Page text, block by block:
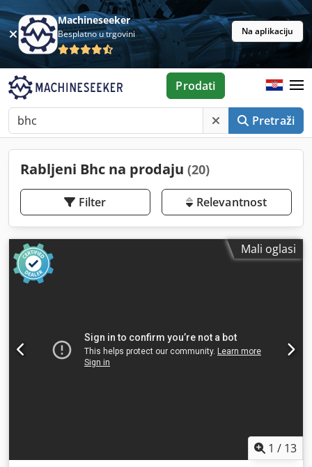
Machineseeker
Besplatno u trgovini Na aplikaciju
Pretraži
Prodati
Rabljeni Bhc na prodaju (20)
Filter Relevantnost
Mali oglasi
1 / 13